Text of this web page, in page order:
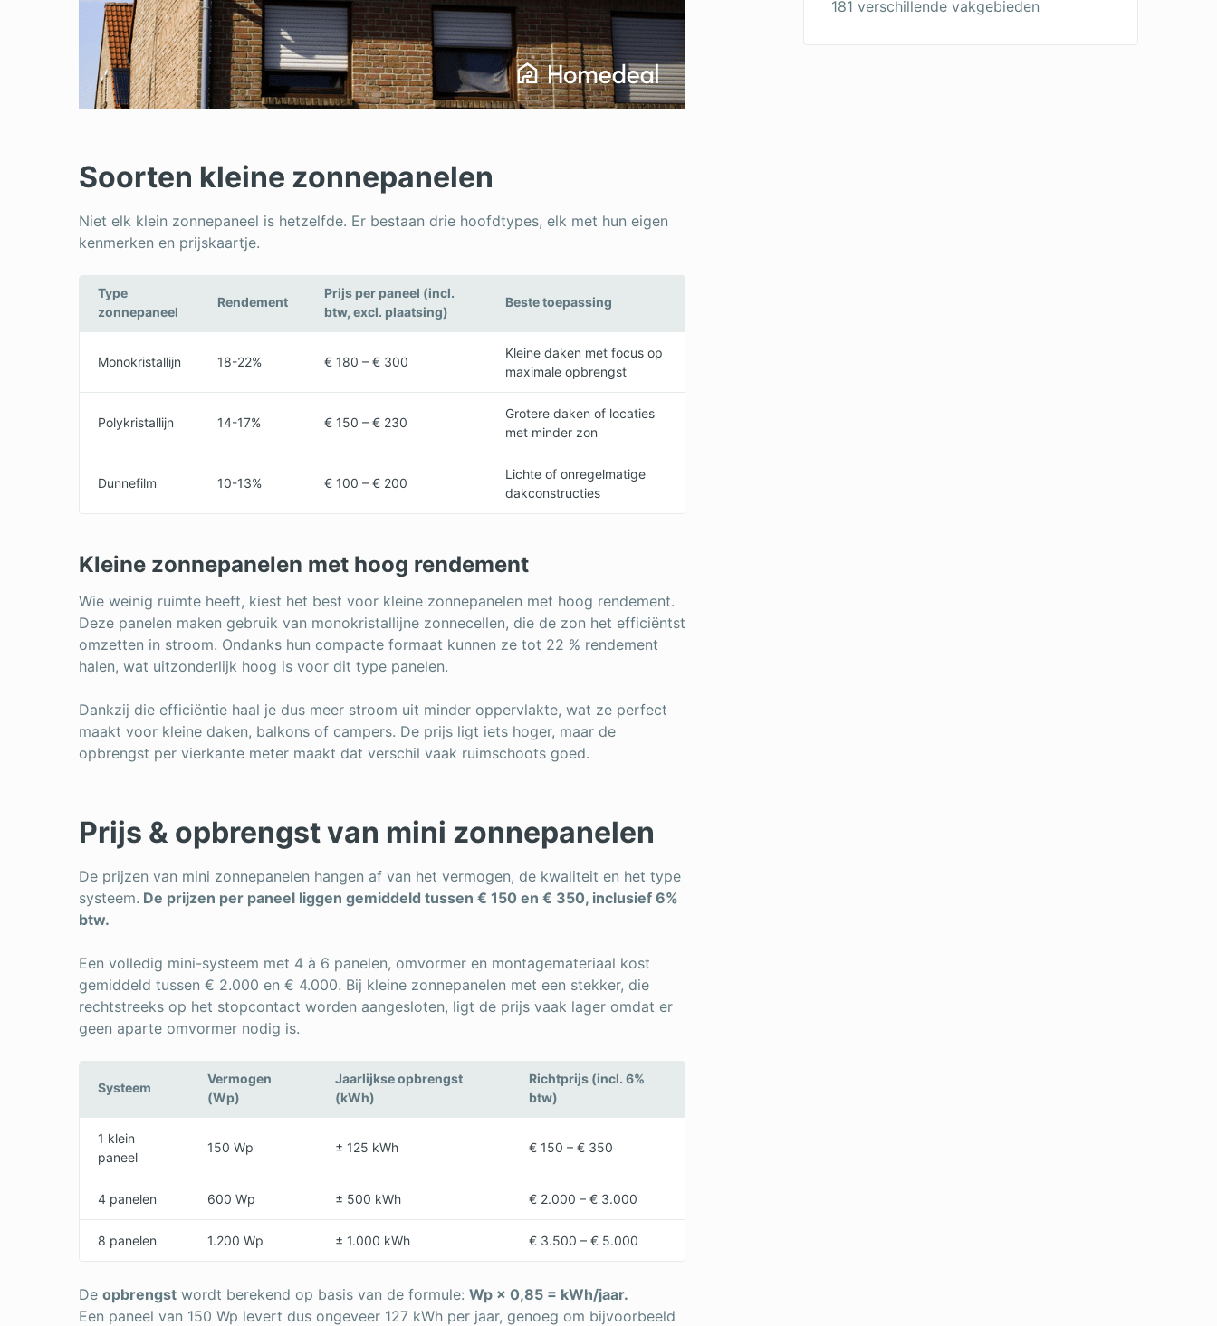
Soorten kleine zonnepanelen
Niet elk klein zonnepaneel is hetzelfde. Er bestaan drie hoofdtypes, elk met hun eigen
kenmerken en prijskaartje.
Type
zonnepaneel
Rendement
Prijs per paneel (incl.
btw, excl. plaatsing)
Beste toepassing
Monokristallijn 18-22% € 180 – € 300
Kleine daken met focus op
maximale opbrengst
Polykristallijn 14-17% € 150 – € 230
Grotere daken of locaties
met minder zon
Dunnefilm 10-13% € 100 – € 200
Lichte of onregelmatige
dakconstructies
Kleine zonnepanelen met hoog rendement
Wie weinig ruimte heeft, kiest het best voor kleine zonnepanelen met hoog rendement.
Deze panelen maken gebruik van monokristallijne zonnecellen, die de zon het efficiëntst
omzetten in stroom. Ondanks hun compacte formaat kunnen ze tot 22 % rendement
halen, wat uitzonderlijk hoog is voor dit type panelen.
Dankzij die efficiëntie haal je dus meer stroom uit minder oppervlakte, wat ze perfect
maakt voor kleine daken, balkons of campers. De prijs ligt iets hoger, maar de
opbrengst per vierkante meter maakt dat verschil vaak ruimschoots goed.
Prijs & opbrengst van mini zonnepanelen
De prijzen van mini zonnepanelen hangen af van het vermogen, de kwaliteit en het type
systeem. De prijzen per paneel liggen gemiddeld tussen € 150 en € 350, inclusief 6%
btw.
Een volledig mini-systeem met 4 à 6 panelen, omvormer en montagemateriaal kost
gemiddeld tussen € 2.000 en € 4.000. Bij kleine zonnepanelen met een stekker, die
rechtstreeks op het stopcontact worden aangesloten, ligt de prijs vaak lager omdat er
geen aparte omvormer nodig is.
Systeem
Vermogen
(Wp)
Jaarlijkse opbrengst
(kWh)
Richtprijs (incl. 6%
btw)
1 klein
paneel
150 Wp ± 125 kWh € 150 – € 350
4 panelen 600 Wp ± 500 kWh € 2.000 – € 3.000
8 panelen 1.200 Wp ± 1.000 kWh € 3.500 – € 5.000
De opbrengst wordt berekend op basis van de formule: Wp × 0,85 = kWh/jaar.
Een paneel van 150 Wp levert dus ongeveer 127 kWh per jaar, genoeg om bijvoorbeeld
181 verschillende vakgebieden